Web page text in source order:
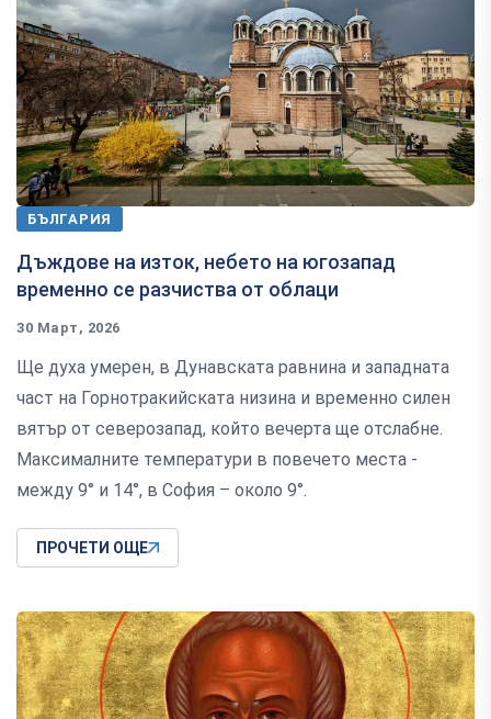
БЪЛГАРИЯ
Дъждове на изток, небето на югозапад
временно се разчиства от облаци
30 Март, 2026
Ще духа умерен, в Дунавската равнина и западната
част на Горнотракийската низина и временно силен
вятър от северозапад, който вечерта ще отслабне.
Максималните температури в повечето места -
между 9° и 14°, в София – около 9°.
ПРОЧЕТИ ОЩЕ